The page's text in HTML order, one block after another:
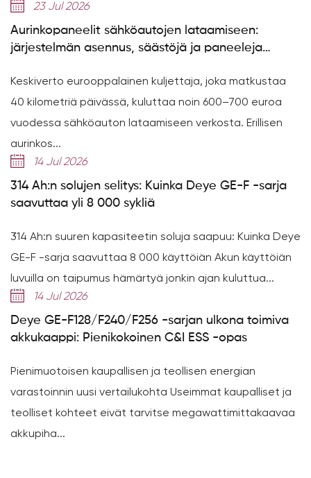
23 Jul 2026
Aurinkopaneelit sähköautojen lataamiseen:
järjestelmän asennus, säästöjä ja paneeleja
Keskiverto eurooppalainen kuljettaja, joka matkustaa
40 kilometriä päivässä, kuluttaa noin 600–700 euroa
vuodessa sähköauton lataamiseen verkosta. Erillisen
aurinkos...
14 Jul 2026
314 Ah:n solujen selitys: Kuinka Deye GE-F -sarja
saavuttaa yli 8 000 sykliä
314 Ah:n suuren kapasiteetin soluja saapuu: Kuinka Deye
GE-F -sarja saavuttaa 8 000 käyttöiän Akun käyttöiän
luvuilla on taipumus hämärtyä jonkin ajan kuluttua...
14 Jul 2026
Deye GE-F128/F240/F256 -sarjan ulkona toimiva
akkukaappi: Pienikokoinen C&I ESS -opas
Pienimuotoisen kaupallisen ja teollisen energian
varastoinnin uusi vertailukohta Useimmat kaupalliset ja
teolliset kohteet eivät tarvitse megawattimittakaavaa
akkupiha...